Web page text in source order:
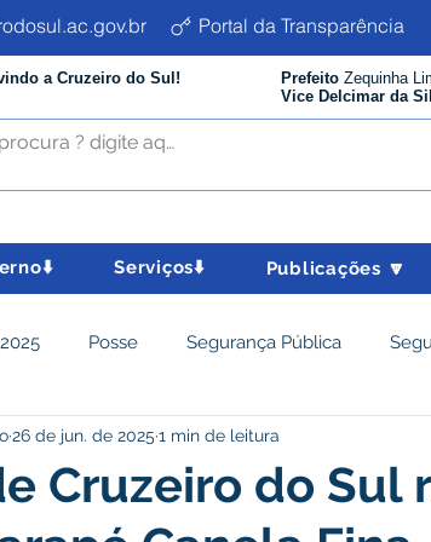
Portal da Transparência
a Cruzeiro do Sul! Prefeito Zequinha
Vice Delcimar da
Serviços⬇️ Publicações 🔽
Posse Segurança Pública
e Cidadania Parcerias
turismo Tributos Departamento de
Cruzeiro do Sul
26 de jun. de 2025 1 min de leitura